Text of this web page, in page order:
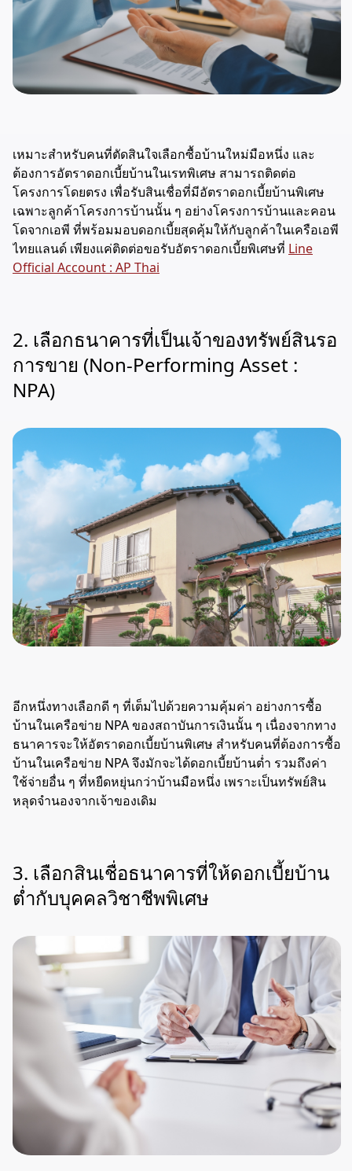
เหมาะสำหรับคนที่ตัดสินใจเลือกซื้อบ้านใหม่มือหนึ่ง และ
ต้องการอัตราดอกเบี้ยบ้านในเรทพิเศษ สามารถติดต่อ
โครงการโดยตรง เพื่อรับสินเชื่อที่มีอัตราดอกเบี้ยบ้านพิเศษ
เฉพาะลูกค้าโครงการบ้านนั้น ๆ อย่างโครงการบ้านและคอน
โดจากเอพี ที่พร้อมมอบดอกเบี้ยสุดคุ้มให้กับลูกค้าในเครือเอพี
ไทยแลนด์ เพียงแค่ติดต่อขอรับอัตราดอกเบี้ยพิเศษที่ Line
Official Account : AP Thai
2. เลือกธนาคารที่เป็นเจ้าของทรัพย์สินรอ
การขาย (Non-Performing Asset :
NPA)
อีกหนึ่งทางเลือกดี ๆ ที่เต็มไปด้วยความคุ้มค่า อย่างการซื้อ
บ้านในเครือข่าย NPA ของสถาบันการเงินนั้น ๆ เนื่องจากทาง
ธนาคารจะให้อัตราดอกเบี้ยบ้านพิเศษ สำหรับคนที่ต้องการซื้อ
บ้านในเครือข่าย NPA จึงมักจะได้ดอกเบี้ยบ้านต่ำ รวมถึงค่า
ใช้จ่ายอื่น ๆ ที่หยืดหยุ่นกว่าบ้านมือหนึ่ง เพราะเป็นทรัพย์สิน
หลุดจำนองจากเจ้าของเดิม
3. เลือกสินเชื่อธนาคารที่ให้ดอกเบี้ยบ้าน
ต่ำกับบุคคลวิชาชีพพิเศษ